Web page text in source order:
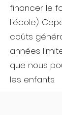
financer le
l'école).
coûts
années
que nous
les enfants.